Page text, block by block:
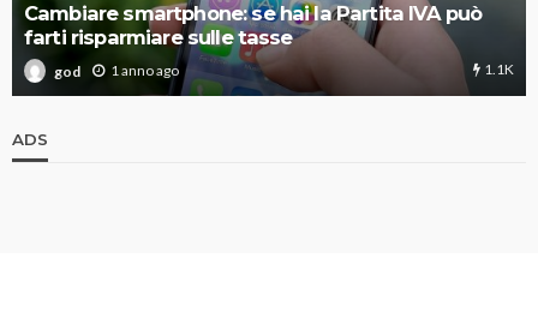
Cambiare smartphone: se hai la Partita IVA può
farti risparmiare sulle tasse
god 1 anno ago 1.1K
ADS